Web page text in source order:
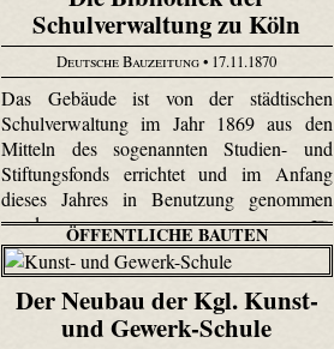
ÖFFENTLICHE BAUTEN
Pegelgehäuse in
Friedrichshafen am Bodensee
Deutsche Bauzeitung • 5.5.1870
Das Pegel-Instrument bewirkt von selbst
eine fortwährende genaue Notierung des
Wasserstandes.
Schulverwaltung zu Köln
Deutsche Bauzeitung• 17.11.1870
Das Gebäude ist von der städtischen
Schulverwaltung im Jahr 1869 aus den
Mitteln des sogenannten Studien- und
Stiftungsfonds errichtet und im Anfang
dieses Jahres in Benutzung genommen
worden.ÖFFENTLICHE BAUTEN
Der Neubau der Kgl. Kunst-
und Gewerk-Schule